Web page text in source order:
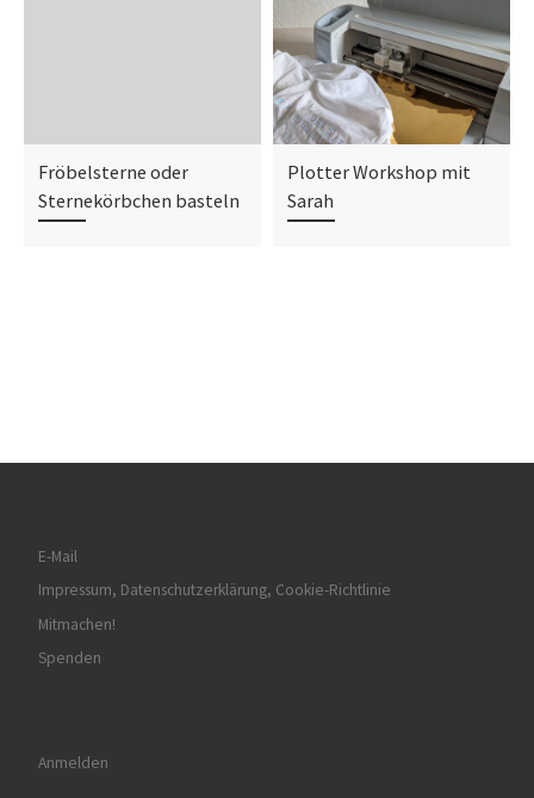
Fröbelsterne oder
Sternekörbchen basteln
Plotter Workshop mit
Sarah
E-Mail
Impressum, Datenschutzerklärung, Cookie-Richtlinie
Mitmachen!
Spenden
Anmelden